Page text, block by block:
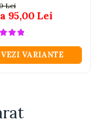
Lei
95,00 Lei
VEZI VARIANTE